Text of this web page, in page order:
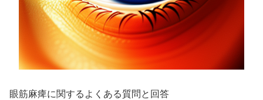
眼筋麻痺に関するよくある質問と回答